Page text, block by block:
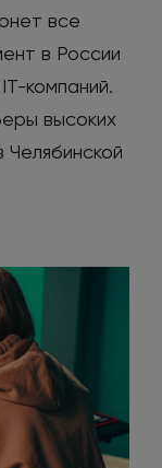
все
в России
компаний.
высоких
Челябинской